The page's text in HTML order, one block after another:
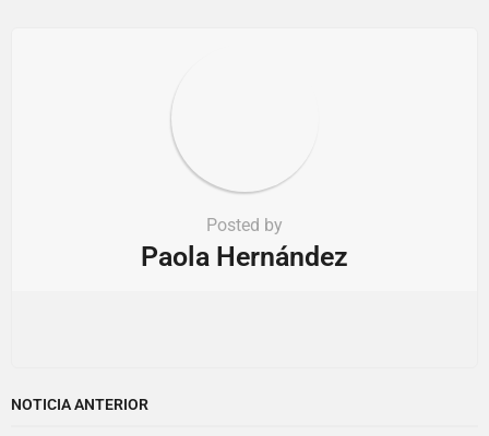
Posted by
Paola Hernández
NOTICIA ANTERIOR